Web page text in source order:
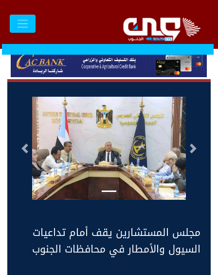
التالى السابق
مجلس المستشارين يقف أمام تداعيات
السيول والأمطار في محافظات الجنوب